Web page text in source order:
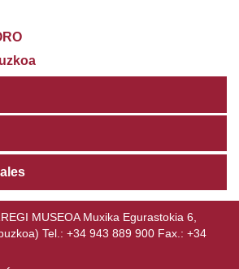
MUSEOA Muxika Egurastokia 6,
Tel.: +34 943 889 900 Fax.: +34